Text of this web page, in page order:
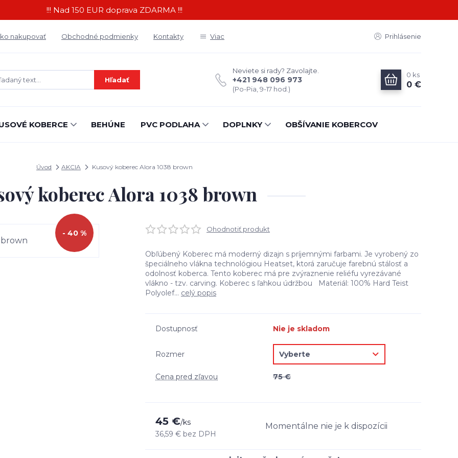
!!! Nad 150 EUR doprava ZDARMA !!!
nakupovať Obchodné podmienky Kontakty Viac Prihlásenie
Hľadať
Neviete si rady? Zavolajte.
+421 948 096 973
(Po-Pia, 9-17 hod.)
0 ks
0 €
KOBERCE BEHÚNE PVC PODLAHA DOPLNKY OBŠÍVANIE KOBERCOV
Úvod AKCIA Kusový koberec Alora 1038 brown
koberec Alora 1038 brown
- 40 % Ohodnotiť produkt
Obľúbený Koberec má moderný dizajn s príjemnými farbami. Je vyrobený zo
špeciálneho vlákna technológiou Heatset, ktorá zaručuje farebnú stálosť a
odolnosť koberca. Tento koberec má pre zvýraznenie reliéfu vyrezávané
vlákno - tzv. carving. Koberec s ľahkou údržbou Materiál: 100% Hard Teist
Polyolef... celý popis
Dostupnosť Nie je skladom
Rozmer
Cena pred zľavou 75 €
45 €/ks
36,59 € bez DPH
Momentálne nie je k dispozícii